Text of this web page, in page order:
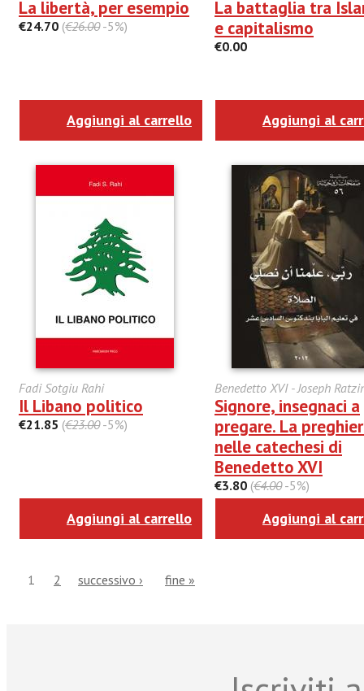
La libertà, per esempio
€24.70 (€26.00-5%)
Aggiungi al carrello
La battaglia tra
e capitalismo
€0.00
Aggiungi al
Fadi Sotgiu Rahi
Il Libano politico
€21.85 (€23.00-5%)
Aggiungi al carrello
Benedetto XVI - Joseph
Signore, insegnaci a
pregare. La
nelle catechesi di
Benedetto XVI
€3.80 (€4.00-5%)
Aggiungi al
1 2 successivo › fine »